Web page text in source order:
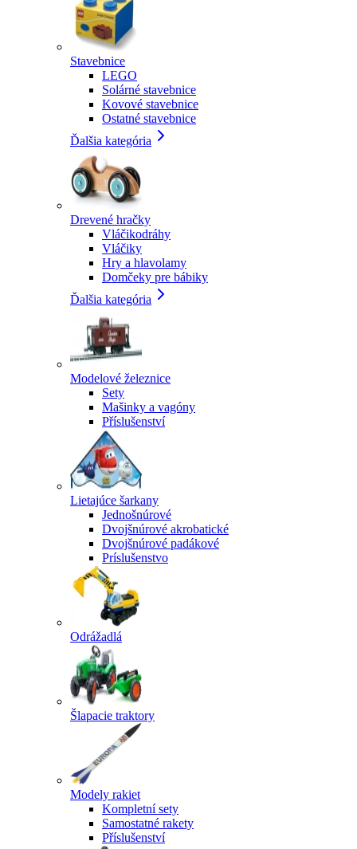
Stavebnice
LEGO
Solárné stavebnice
Kovové stavebnice
Ostatné stavebnice
Ďalšia kategória
Drevené hračky
Vláčikodráhy
Vláčiky
Hry a hlavolamy
Domčeky pre bábiky
Ďalšia kategória
Modelové železnice
Sety
Mašinky a vagóny
Příslušenství
Lietajúce šarkany
Jednošnúrové
Dvojšnúrové akrobatické
Dvojšnúrové padákové
Príslušenstvo
Odrážadlá
Šlapacie traktory
Modely rakiet
Kompletní sety
Samostatné rakety
Příslušenství